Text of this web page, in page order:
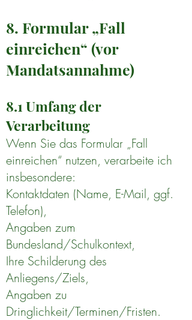
8. Formular „Fall
einreichen“ (vor
Mandatsannahme)
8.1 Umfang der
Verarbeitung
Wenn Sie das Formular „Fall
einreichen“ nutzen, verarbeite ich
insbesondere:
Kontaktdaten (Name, E-Mail, ggf.
Telefon),
Angaben zum
Bundesland/Schulkontext,
Ihre Schilderung des
Anliegens/Ziels,
Angaben zu
Dringlichkeit/Terminen/Fristen.